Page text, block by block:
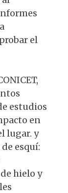
el
estudios
en
lugar. y
esquí:
hielo y